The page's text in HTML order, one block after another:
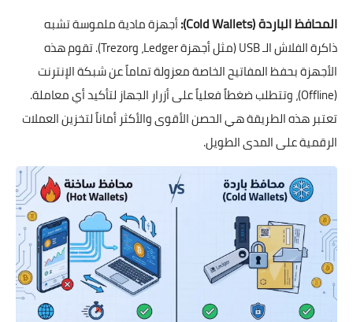
المحافظ الباردة (Cold Wallets):
أجهزة مادية ملموسة تشبه
ذاكرة الفلاش الـ USB (مثل أجهزة Ledger، وTrezor). تقوم هذه
الأجهزة بحفظ المفاتيح الخاصة معزولة تماماً عن شبكة الإنترنت
(Offline)، وتتطلب ضغطاً فعلياً على أزرار الجهاز لتأكيد أي معاملة.
تعتبر هذه الطريقة هي الحصن الأقوى والأكثر أماناً لتخزين العملات
الرقمية على المدى الطويل.